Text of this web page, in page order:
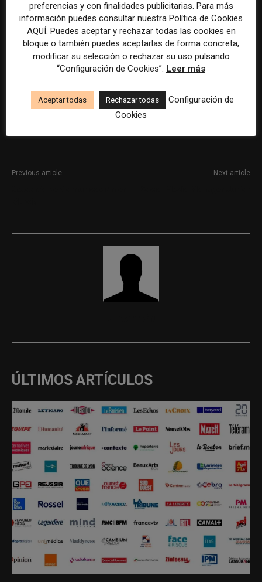
Por favor, para solicitar este trabajo visita
www.linkedin.com.
La selección y el tratamiento de la información de estas
de inteligencia artificial, siempre bajo supervisión
humana.
Previous article Next article
ÚLTIMOS ARTÍCULOS
preferencias y con finalidades publicitarias. Para más
información puedes consultar nuestra Política de Cookies
AQUÍ. Puedes aceptar y rechazar todas las cookies en
bloque o también puedes aceptarlas de forma concreta,
modificar su selección o rechazar su uso pulsando
“Configuración de Cookies”. Leer más
Aceptar todas Rechazar todas
Configuración de
Cookies